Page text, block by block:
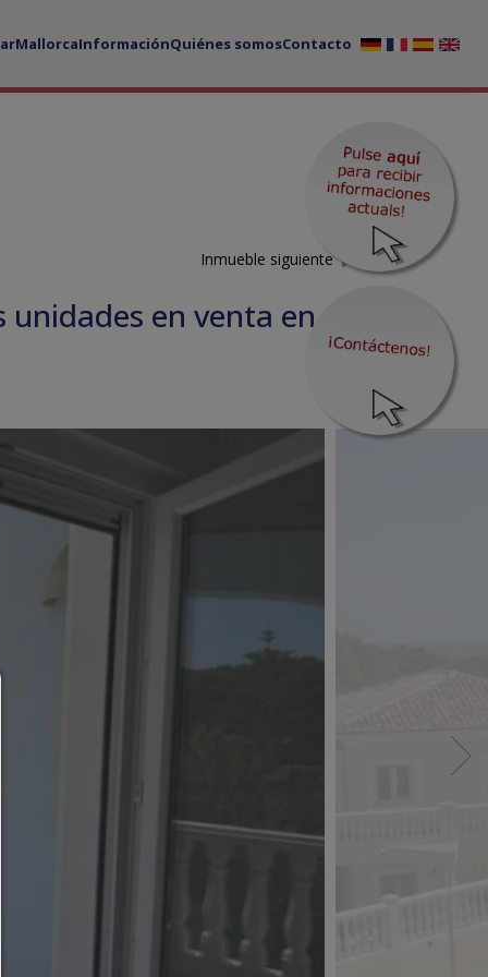
MallorcaInformaciónQuiénes somosContacto
Inmueble siguiente
en venta en
continuación encontrará una explicación de las
opciones y su significado.
Cualquier cookie,como cookies de seguimiento y
y contenido de terceros.